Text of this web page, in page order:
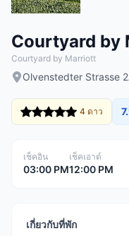
Courtyard by
Courtyard by Marriott
Olvenstedter Strasse
4 ดาว
เช็คอิน
03:00 PM
เช็คเอาต์
12:00 PM
เกี่ยวกับที่พัก